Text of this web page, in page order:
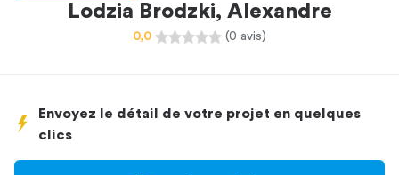
Lodzia Brodzki, Alexandre
0,0 (0 avis)
Envoyez le détail de votre projet en quelques
clics